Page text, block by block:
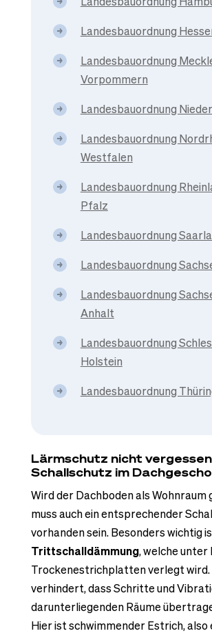
Landesbauordnung
Landesbauordnung
Vorpommern
Landesbauordnung
Landesbauordnung
Westfalen
Landesbauordnung
Pfalz
Landesbauordnung
Landesbauordnung
Landesbauordnung
Anhalt
Landesbauordnung
Holstein
Landesbauordnung
Lärmschutz nicht
Schallschutz im
Wird der Dachboden als Wohnraum
muss auch ein entsprechender
vorhanden sein. Besonders wichtig
Trittschalldämmung, welche
Trockenestrichplatten verlegt wird.
verhindert, dass Schritte und
darunterliegenden Räume
Hier ist schwimmender Estrich, also